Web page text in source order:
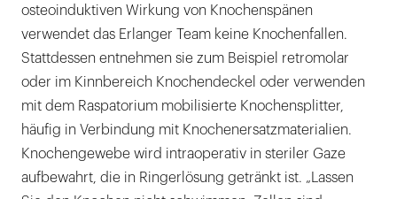
osteoinduktiven Wirkung von Knochenspänen
verwendet das Erlanger Team keine Knochenfallen.
Stattdessen entnehmen sie zum Beispiel retromolar
oder im Kinnbereich Knochendeckel oder verwenden
mit dem Raspatorium mobilisierte Knochensplitter,
häufig in Verbindung mit Knochenersatzmaterialien.
Knochengewebe wird intraoperativ in steriler Gaze
aufbewahrt, die in Ringerlösung getränkt ist. „Lassen